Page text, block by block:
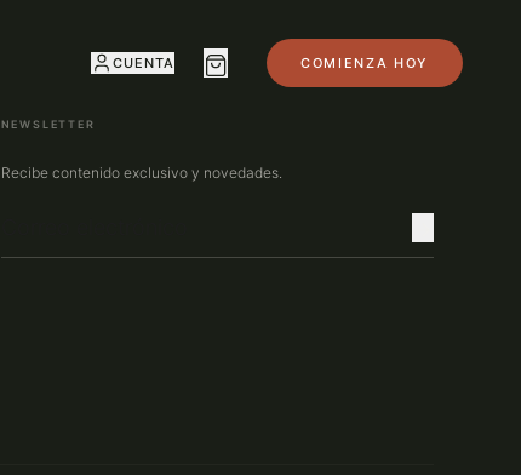
CUENTA COMIENZA HOY
NEWSLETTER
Recibe contenido exclusivo y novedades.